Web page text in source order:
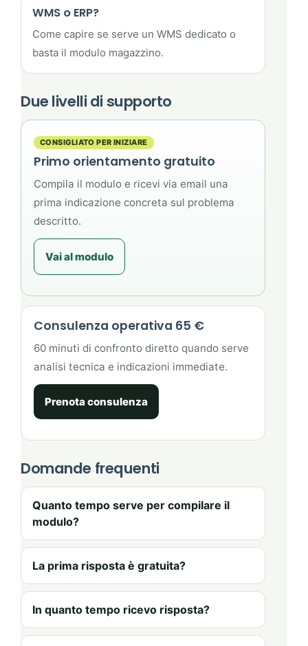
WMS o ERP?
Come capire se serve un WMS dedicato o
basta il modulo magazzino.
Due livelli di supporto
CONSIGLIATO PER INIZIARE
Primo orientamento gratuito
Compila il modulo e ricevi via email una
prima indicazione concreta sul problema
descritto.
Vai al modulo
Consulenza operativa 65 €
60 minuti di confronto diretto quando serve
analisi tecnica e indicazioni immediate.
Prenota consulenza
Domande frequenti
Quanto tempo serve per compilare il
modulo?
La prima risposta è gratuita?
In quanto tempo ricevo risposta?